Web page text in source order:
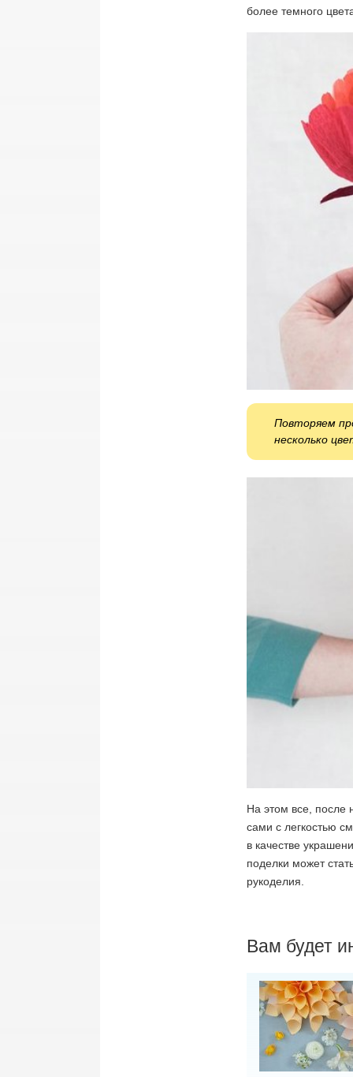
более темного
Повторяем
несколько
На этом все, после
сами с легкостью
в качестве
поделки может
рукоделия.
Вам будет